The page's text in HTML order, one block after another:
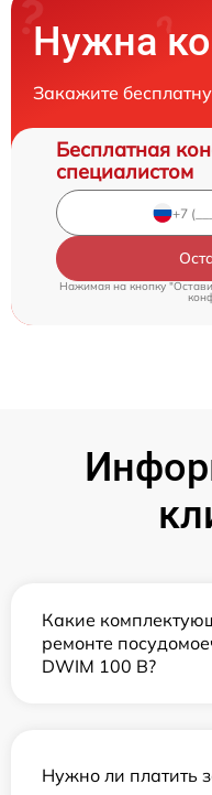
Нужна
Закажите
Бесплатная
специалистом
Нажимая на кнопку
Какие
ремонте
DWIM 100 B?
Нужно ли платить